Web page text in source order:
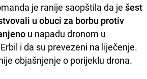
je ranije saopštila da je šest
u obuci za borbu protiv
u napadu dronom u
i da su prevezeni na liječenje.
objašnjenje o porijeklu drona.